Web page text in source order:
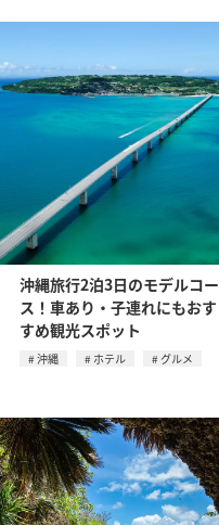
沖縄旅行2泊3日のモデルコー
ス！車あり・子連れにもおす
すめ観光スポット
沖縄 ホテル グルメ